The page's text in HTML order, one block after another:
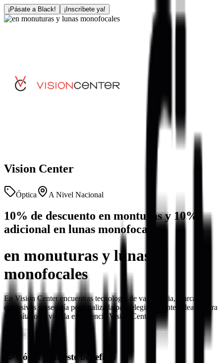
¡Pásate a Black! ¡Inscríbete ya!
Vision Center
Óptica A Nivel Nacional
10% de descuento en monturas y 10%
adicional en lunas monofocales
en monuturas y lunas
monofocales
En Vision Center encuentras tecnología de vanguardia, marcas
exclusivas y asesoría personalizada para elegir los lentes ideales para
ti. Visítanos y vive la experiencia Vision Center.
Oferta Expirada
Cómo usar este beneficio